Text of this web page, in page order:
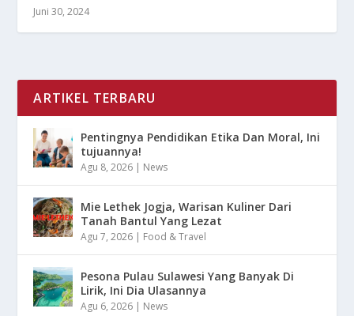
Juni 30, 2024
ARTIKEL TERBARU
Pentingnya Pendidikan Etika Dan Moral, Ini
tujuannya!
Agu 8, 2026 | News
Mie Lethek Jogja, Warisan Kuliner Dari
Tanah Bantul Yang Lezat
Agu 7, 2026 | Food & Travel
Pesona Pulau Sulawesi Yang Banyak Di
Lirik, Ini Dia Ulasannya
Agu 6, 2026 | News